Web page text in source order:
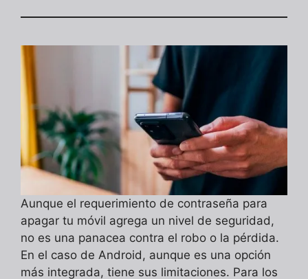
Aunque el requerimiento de contraseña para
apagar tu móvil agrega un nivel de seguridad,
no es una panacea contra el robo o la pérdida.
En el caso de Android, aunque es una opción
más integrada, tiene sus limitaciones. Para los